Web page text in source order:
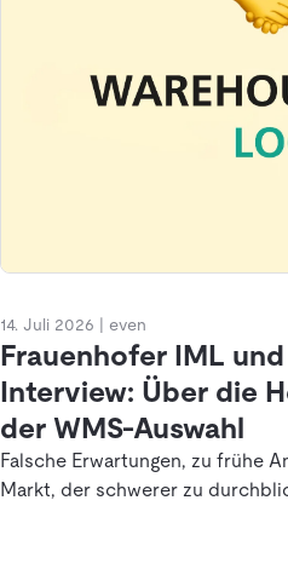
14. Juli 2026 even
Frauenhofer IML
Interview: Über die
der WMS-Auswahl
Falsche Erwartungen, zu frühe
Markt, der schwerer zu